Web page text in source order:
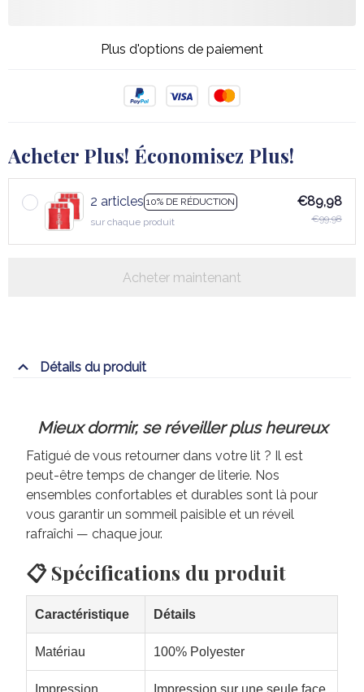
Plus d'options de paiement
Acheter Plus! Économisez Plus!
2 articles 10% DE RÉDUCTION
sur chaque produit
€89,98
€99,98
Acheter maintenant
Détails du produit
Mieux dormir, se réveiller plus heureux
Fatigué de vous retourner dans votre lit ? Il est
peut-être temps de changer de literie. Nos
ensembles confortables et durables sont là pour
vous garantir un sommeil paisible et un réveil
rafraîchi — chaque jour.
📋 Spécifications du produit
Caractéristique Détails
Matériau 100% Polyester
Impression Impression sur une seule face